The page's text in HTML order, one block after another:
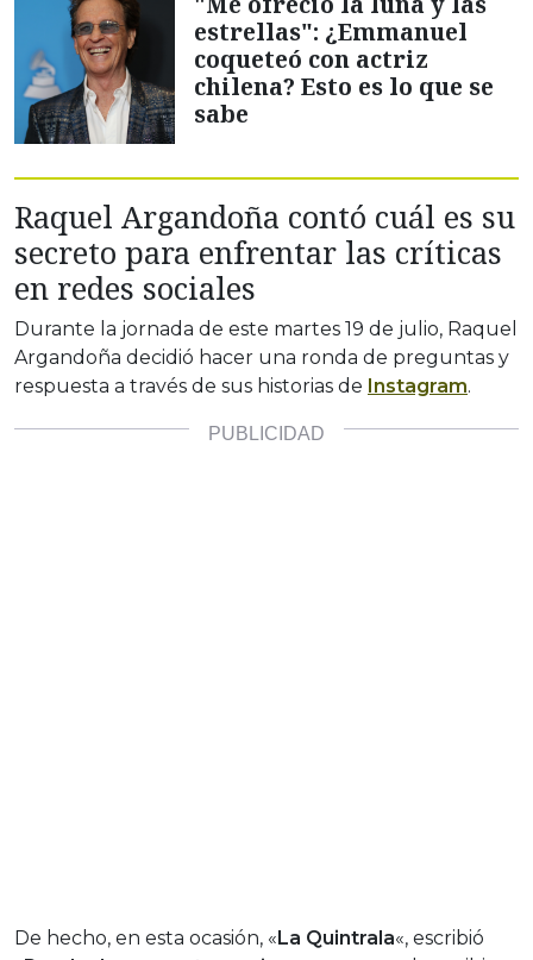
estrellas": ¿Emmanuel
coqueteó con actriz
chilena? Esto es lo que se
sabe
Raquel Argandoña contó cuál es su
secreto para enfrentar las críticas
en redes sociales
Durante la jornada de este martes 19 de julio, Raquel
Argandoña decidió hacer una ronda de preguntas y
respuesta a través de sus historias de Instagram.
De hecho, en esta ocasión, « La Quintrala«, escribió